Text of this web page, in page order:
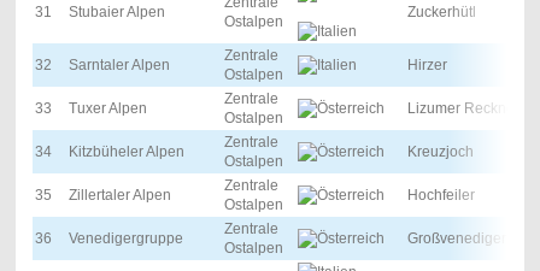
31 Stubaier Alpen
Ostalpen
Zuckerhütl
32 Sarntaler Alpen
Zentrale
Ostalpen
Hirzer
33 Tuxer Alpen
Zentrale
Ostalpen
Lizumer Reckner
34 Kitzbüheler Alpen
Zentrale
Ostalpen
Kreuzjoch
35 Zillertaler Alpen
Zentrale
Ostalpen
Hochfeiler
36 Venedigergruppe
Zentrale
Ostalpen
Großvenediger